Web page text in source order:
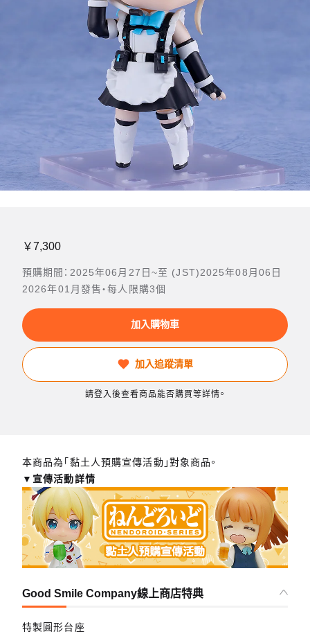
￥7,300
預購期間：2025年06月27日~至 (JST)2025年08月06日
2026年01月發售・每人限購3個
加入購物車
加入追蹤清單
請登入後查看商品能否購買等詳情。
本商品為「黏土人預購宣傳活動」對象商品。
▼宣傳活動詳情
Good Smile Company線上商店特典
特製圓形台座